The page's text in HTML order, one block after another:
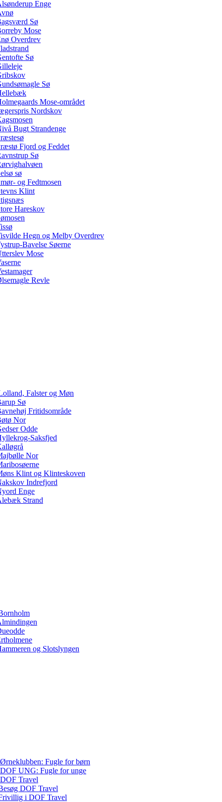
Enge
Sø
Mose
Overdrev
Sø
Sø
Mose-området
Nordskov
Bugt Strandenge
Fjord og Feddet
Sø
sø
og Fedtmosen
Klint
Hareskov
Hegn og Melby Overdrev
Bavelse Søerne
Mose
Revle
Falster og Møn
Sø
Fritidsområde
Nor
Odde
Saksfjed
Nor
Klint og Klinteskoven
Indrefjord
Enge
Strand
og Slotslyngen
Ørneklubben: Fugle for børn
DOF UNG: Fugle for unge
DOF Travel
DOF Travel
i DOF Travel